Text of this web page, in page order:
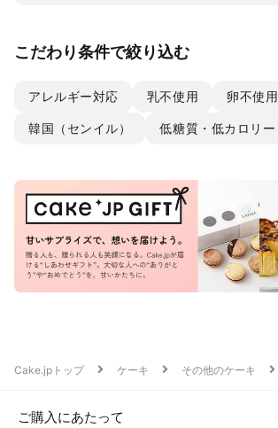
こだわり条件で絞り込む
アレルギー対応 乳不使用 卵不使用
韓国（センイル） 低糖質・低カロリー
Cake.jpトップ ケーキ その他のケーキ
ご購入にあたって